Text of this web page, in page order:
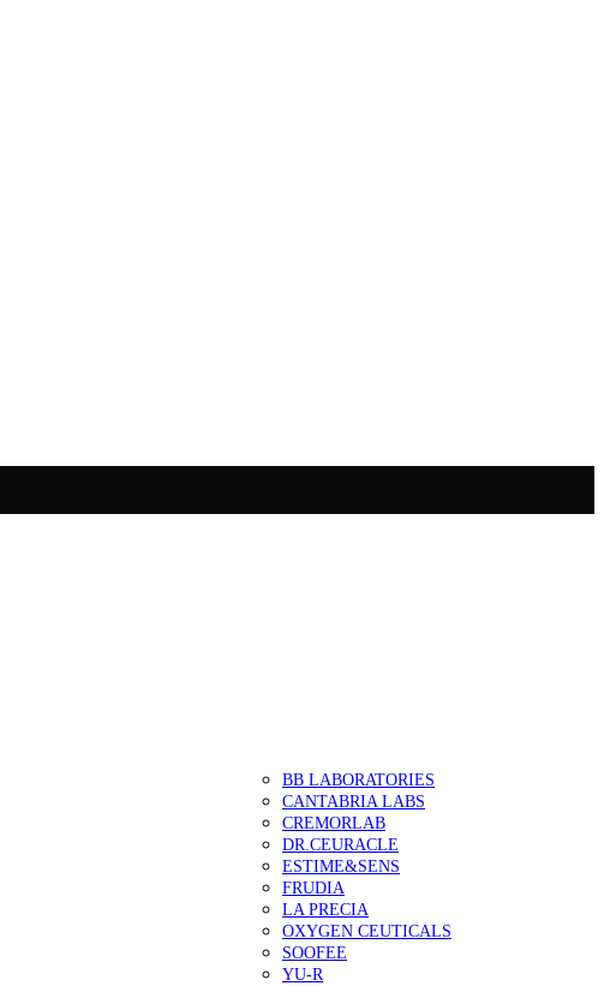
BB LABORATORIES
CANTABRIA LABS
CREMORLAB
DR.CEURACLE
ESTIME&SENS
FRUDIA
LA PRECIA
OXYGEN CEUTICALS
SOOFEE
YU-R